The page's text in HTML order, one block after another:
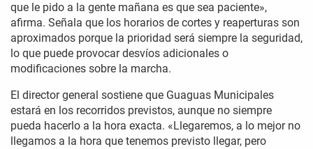
que le pido a la gente mañana es que sea paciente»,
afirma. Señala que los horarios de cortes y reaperturas son
aproximados porque la prioridad será siempre la seguridad,
lo que puede provocar desvíos adicionales o
modificaciones sobre la marcha.
El director general sostiene que Guaguas Municipales
estará en los recorridos previstos, aunque no siempre
pueda hacerlo a la hora exacta. «Llegaremos, a lo mejor no
llegamos a la hora que tenemos previsto llegar, pero